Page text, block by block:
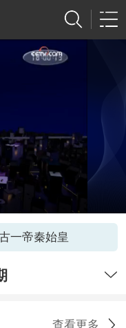
一帝秦始皇
查看更多